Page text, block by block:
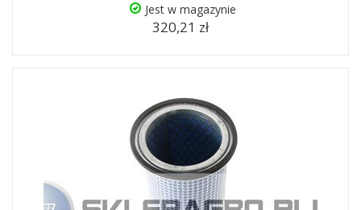
Jest w magazynie
320,21 zł